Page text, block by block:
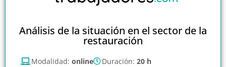
Análisis de la situación en el sector de la
restauración
Modalidad: online Duración: 20 h